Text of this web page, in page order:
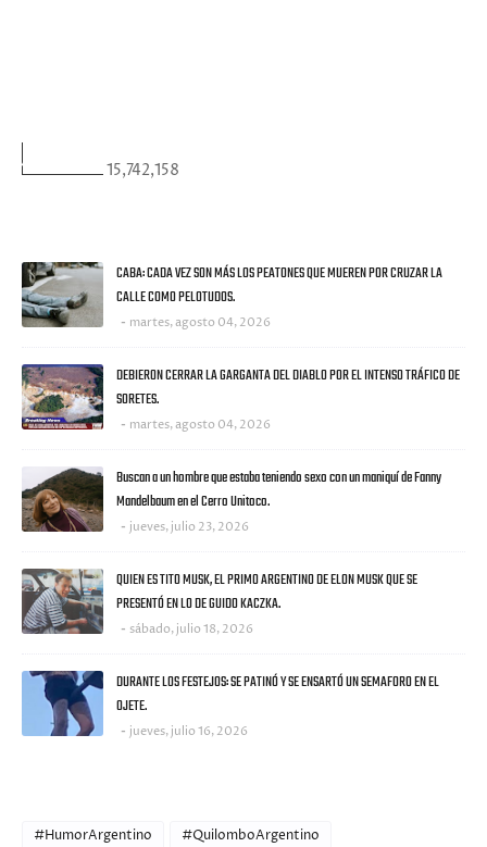
15,742,158
CABA: CADA VEZ SON MÁS LOS PEATONES QUE MUEREN POR CRUZAR LA
CALLE COMO PELOTUDOS.
martes, agosto 04, 2026
DEBIERON CERRAR LA GARGANTA DEL DIABLO POR EL INTENSO TRÁFICO DE
SORETES.
martes, agosto 04, 2026
Buscan a un hombre que estaba teniendo sexo con un maniquí de Fanny
Mandelbaum en el Cerro Unitoco.
jueves, julio 23, 2026
QUIEN ES TITO MUSK, EL PRIMO ARGENTINO DE ELON MUSK QUE SE
PRESENTÓ EN LO DE GUIDO KACZKA.
sábado, julio 18, 2026
DURANTE LOS FESTEJOS: SE PATINÓ Y SE ENSARTÓ UN SEMAFORO EN EL
OJETE.
jueves, julio 16, 2026
#HumorArgentino
#QuilomboArgentino